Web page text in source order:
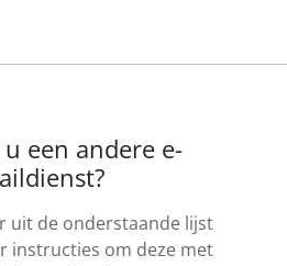
een andere e-
uit de onderstaande lijst
instructies om deze met